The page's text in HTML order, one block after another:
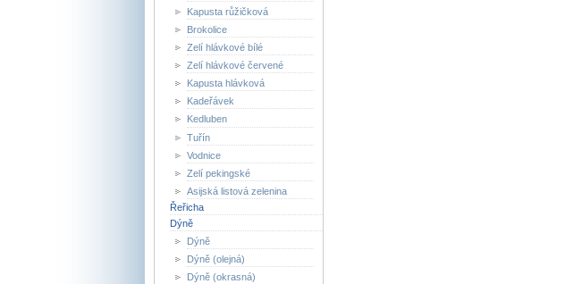
Kapusta růžičková
Brokolice
Zelí hlávkové bílé
Zelí hlávkové červené
Kapusta hlávková
Kadeřávek
Kedluben
Tuřín
Vodnice
Zelí pekingské
Asijská listová zelenina
Řeřicha
Dýně
Dýně
Dýně (olejná)
Dýně (okrasná)